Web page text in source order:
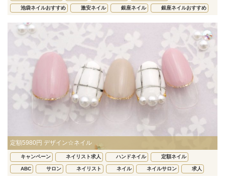
池袋ネイルおすすめ 激安ネイル 銀座ネイル 銀座ネイルおすすめ
定額5980円 デザイン☆ネイル
キャンペーン ネイリスト求人 ハンドネイル 定額ネイル
ABC サロン ネイリスト ネイル ネイルサロン 求人